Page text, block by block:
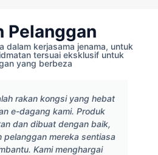
Pelanggan
dalam kerjasama jenama, untuk
tersuai eksklusif untuk
yang berbeza
rakan kongsi yang hebat
e-dagang kami. Produk
dan dibuat dengan baik,
pelanggan mereka sentiasa
Kami menghargai